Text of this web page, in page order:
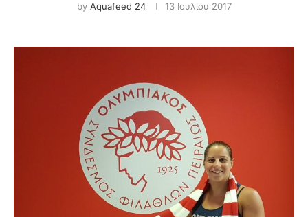
by Aquafeed 24 13 Ιουλίου 2017